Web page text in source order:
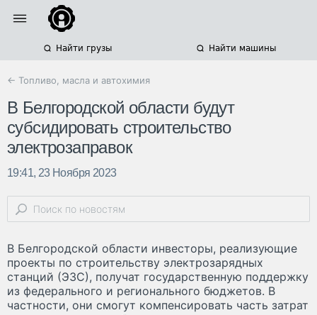
Найти грузы Найти машины
← Топливо, масла и автохимия
В Белгородской области будут
субсидировать строительство
электрозаправок
19:41, 23 Ноября 2023
В Белгородской области инвесторы, реализующие
проекты по строительству электрозарядных
станций (ЭЗС), получат государственную поддержку
из федерального и регионального бюджетов. В
частности, они смогут компенсировать часть затрат